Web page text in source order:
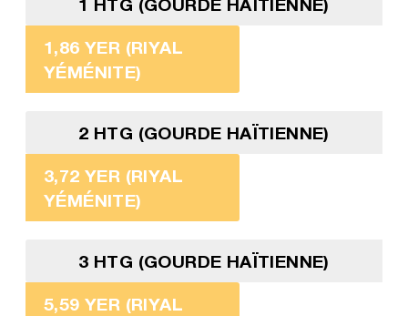
1 HTG (GOURDE HAÏTIENNE)
1,86 YER (RIYAL
YÉMÉNITE)
2 HTG (GOURDE HAÏTIENNE)
3,72 YER (RIYAL
YÉMÉNITE)
3 HTG (GOURDE HAÏTIENNE)
5,59 YER (RIYAL